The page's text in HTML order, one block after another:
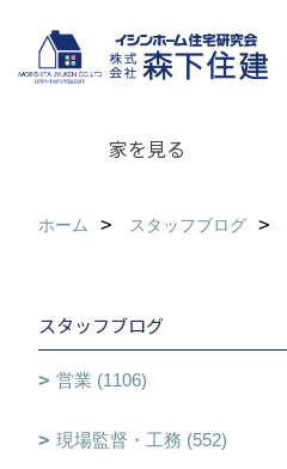
家を見る
ホーム スタッフブログ
スタッフブログ
営業 (1106)
現場監督・工務 (552)